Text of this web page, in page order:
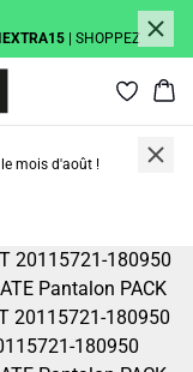
| SHOPPEZ
mois d'août !